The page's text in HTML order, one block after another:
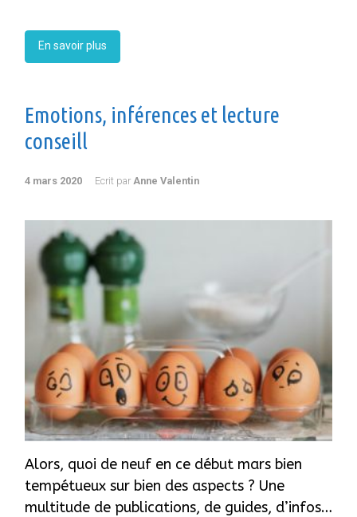
En savoir plus
Emotions, inférences et lecture
conseill
4 mars 2020 Ecrit par Anne Valentin
Alors, quoi de neuf en ce début mars bien
tempétueux sur bien des aspects ? Une
multitude de publications, de guides, d’infos…